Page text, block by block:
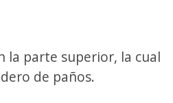
la parte superior, la cual
de paños.